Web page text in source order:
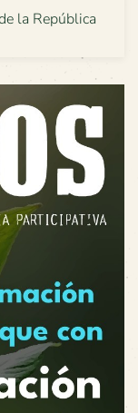
la República